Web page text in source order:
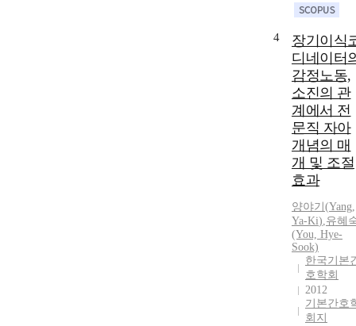
4
장기이식
디네이터
감정노동,
소진의 관
계에서 전
문직 자아
개념의 매
개 및 조절
효과
양야기 (Yang,
Ya-Ki),유혜
(You, Hye-
Sook)
한국기본
호학회
2012
기본간호
회지